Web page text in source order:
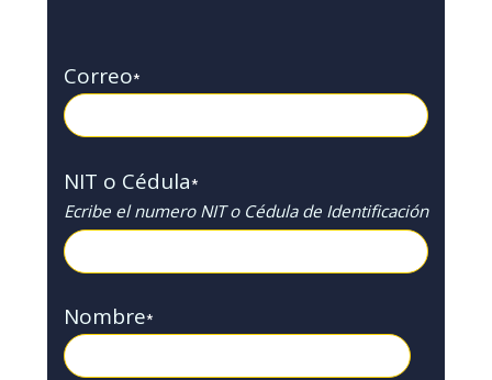
Correo*
NIT o Cédula*
Ecribe el numero NIT o Cédula de Identificación
Nombre*